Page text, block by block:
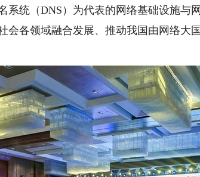
系统（DNS）为代表的网络基础设施与
会各领域融合发展、推动我国由网络大